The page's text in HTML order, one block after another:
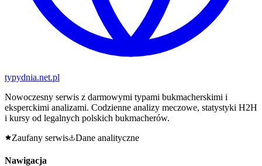
typydnia.net.pl
Nowoczesny serwis z darmowymi typami bukmacherskimi i
eksperckimi analizami. Codzienne analizy meczowe, statystyki H2H
i kursy od legalnych polskich bukmacherów.
Zaufany serwis
Dane analityczne
Nawigacja